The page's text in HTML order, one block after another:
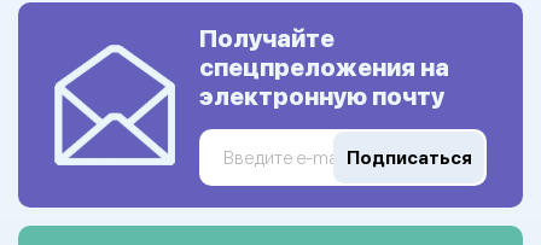
Получайте
спецпреложения на
электронную почту
Подписаться